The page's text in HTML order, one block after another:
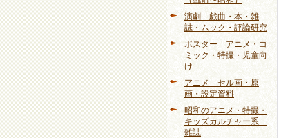
演劇 戯曲・本・雑
誌・ムック・評論研究
ポスター アニメ・コ
ミック・特撮・児童向
け
アニメ セル画・原
画・設定資料
昭和のアニメ・特撮・
キッズカルチャー系
雑誌